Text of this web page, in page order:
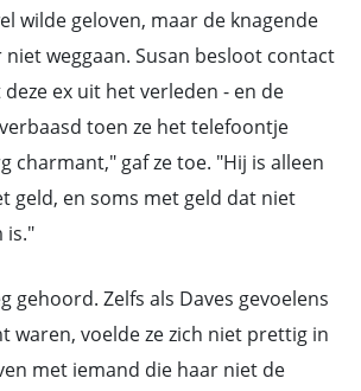
wilde geloven, maar de knagende
weggaan. Susan besloot contact
ex uit het verleden - en de
toen ze het telefoontje
charmant," gaf ze toe. "Hij is alleen
geld, en soms met geld dat niet
is."
gehoord. Zelfs als Daves gevoelens
waren, voelde ze zich niet prettig in
met iemand die haar niet de